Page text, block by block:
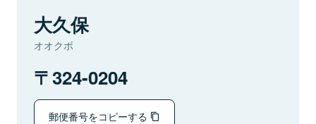
大久保
オオクボ
324-0204
郵便番号をコピーする